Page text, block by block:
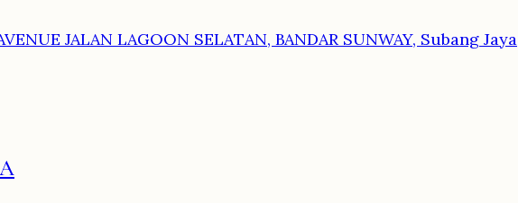
JALAN LAGOON SELATAN, BANDAR SUNWAY, Subang Jaya